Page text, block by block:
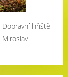
Dopravní hřiště
Miroslav